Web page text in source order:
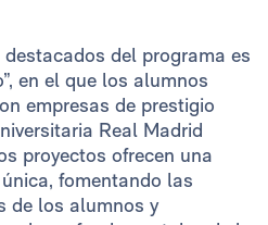
del programa es
en el que los alumnos
empresas de prestigio
Real Madrid
proyectos ofrecen una
fomentando las
de los alumnos y